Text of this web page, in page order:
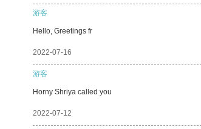
游客
Hello, Greetings fr
2022-07-16
游客
Horny Shriya called you
2022-07-12